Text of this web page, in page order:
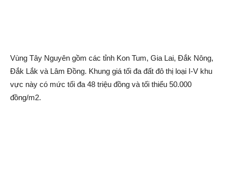
Vùng Tây Nguyên gồm các tỉnh Kon Tum, Gia Lai, Đắk Nông,
Đắk Lắk và Lâm Đồng. Khung giá tối đa đất đô thị loại I-V khu
vực này có mức tối đa 48 triệu đồng và tối thiểu 50.000
đồng/m2.